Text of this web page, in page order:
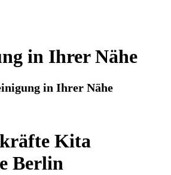
in Ihrer Nähe
in Ihrer Nähe
Kita
Berlin